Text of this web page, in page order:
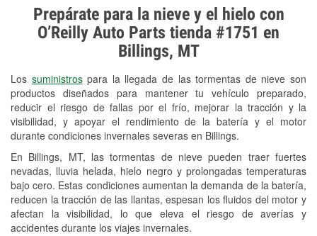
Prepárate para la nieve y el hielo con
O’Reilly Auto Parts tienda #1751 en
Billings, MT
Los suministrospara la llegada de las tormentas de nieve son
productos diseñados para mantener tu vehículo preparado,
reducir el riesgo de fallas por el frío, mejorar la tracción y la
visibilidad, y apoyar el rendimiento de la batería y el motor
durante condiciones invernales severas en Billings.
En Billings, MT, las tormentas de nieve pueden traer fuertes
nevadas, lluvia helada, hielo negro y prolongadas temperaturas
bajo cero. Estas condiciones aumentan la demanda de la batería,
reducen la tracción de las llantas, espesan los fluidos del motor y
afectan la visibilidad, lo que eleva el riesgo de averías y
accidentes durante los viajes invernales.
Prueba de alternadores y
arrancadores
Revisión de la luz "Check Engine"
Reciclaje de baterías y aceite
Instalación de bombillas de faros
Instalación de limpiaparabrisas
Programa de Préstamo de
Herramientas
Rectificación de tambores y discos de
freno